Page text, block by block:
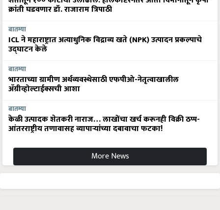
क्रांती घडवणार डॉ. राजाराम त्रिपाठी
बातम्या
ICL ने महाराष्ट्रात अत्याधुनिक विद्राव्य खते (NPK) उत्पादन प्रकल्पाचे
उद्घाटन केले
बातम्या
भारताच्या ग्रामीण अर्थव्यवस्थेसाठी एफपीओ-नेतृत्वाखालील
अ‍ॅग्रीव्होल्टाईक्सची आशा
बातम्या
केळी उत्पादक शेतकरी नाराज… लाखोंचा खर्च करूनही विक्री ठप्प-
आंतरराष्ट्रीय तणावासह व्यापाऱ्यांच्या दबावाचा फटका!
More News